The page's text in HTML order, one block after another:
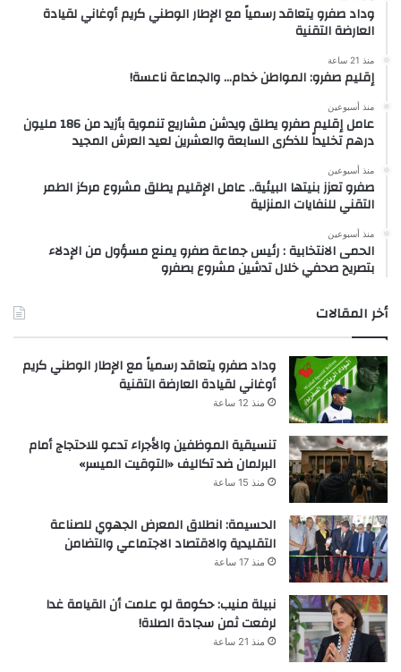
وداد صفرو يتعاقد رسمياً مع الإطار الوطني كريم أوغاني لقيادة
العارضة التقنية
منذ 21 ساعة
إقليم صفرو: المواطن خدام… والجماعة ناعسة!
منذ أسبوعين
عامل إقليم صفرو يطلق ويدشن مشاريع تنموية بأزيد من 186 مليون
درهم تخليداً للذكرى السابعة والعشرين لعيد العرش المجيد
منذ أسبوعين
صفرو تعزز بنيتها البيئية.. عامل الإقليم يطلق مشروع مركز الطمر
التقني للنفايات المنزلية
منذ أسبوعين
الحمى الانتخابية : رئيس جماعة صفرو يمنع مسؤول من الإدلاء
بتصريح صحفي خلال تدشين مشروع بصفرو
أخر المقالات
وداد صفرو يتعاقد رسمياً مع الإطار الوطني كريم
أوغاني لقيادة العارضة التقنية
منذ 12 ساعة
تنسيقية الموظفين والأجراء تدعو للاحتجاج أمام
البرلمان ضد تكاليف «التوقيت الميسر»
منذ 15 ساعة
الحسيمة: انطلاق المعرض الجهوي للصناعة
التقليدية والاقتصاد الاجتماعي والتضامن
منذ 17 ساعة
نبيلة منيب: حكومة لو علمت أن القيامة غدا
لرفعت ثمن سجادة الصلاة!
منذ 21 ساعة